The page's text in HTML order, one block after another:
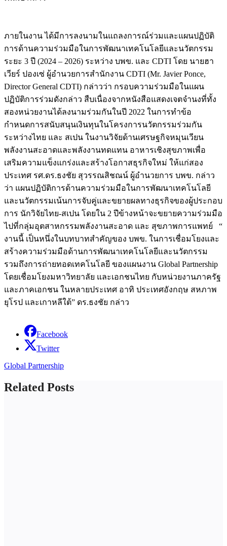
ภายในงาน ได้มีการลงนามในแถลงการณ์ร่วมและแผนปฏิบัติ
การด้านความร่วมมือในการพัฒนาเทคโนโลยีและนวัตกรรม
ระยะ 3 ปี (2024 – 2026) ระหว่าง บพข. และ CDTI โดย นายฮา
เวียร์ ปองเซ่ ผู้อำนวยการสำนักงาน CDTI (Mr. Javier Ponce,
Director General CDTI) กล่าวว่า กรอบความร่วมมือในแผน
ปฏิบัติการร่วมดังกล่าว สืบเนื่องจากหนังสือแสดงเจตจำนงที่ทั้ง
สองหน่วยงานได้ลงนามร่วมกันในปี 2022 ในการทำข้อ
กำหนดการสนับสนุนเงินทุนในโครงการนวัตกรรมร่วมกัน
ระหว่างไทย และ สเปน ในงานวิจัยด้านเศรษฐกิจหมุนเวียน
พลังงานสะอาดและพลังงานทดแทน อาหารเชิงสุขภาพเพื่อ
เสริมความแข็งแกร่งและสร้างโอกาสธุรกิจใหม่ ให้แก่สอง
ประเทศ รศ.ดร.ธงชัย สุวรรณสิชณน์ ผู้อำนวยการ บพข. กล่าว
ว่า แผนปฏิบัติการด้านความร่วมมือในการพัฒนาเทคโนโลยี
และนวัตกรรมเน้นการจับคู่และขยายผลทางธุรกิจของผู้ประกอบ
การ นักวิจัยไทย-สเปน โดยใน 2 ปีข้างหน้าจะขยายความร่วมมือ
ไปที่กลุ่มอุตสาหกรรมพลังงานสะอาด และ สุขภาพการแพทย์ “
งานนี้ เป็นหนึ่งในบทบาทสำคัญของ บพข. ในการเชื่อมโยงและ
สร้างความร่วมมือด้านการพัฒนาเทคโนโลยีและนวัตกรรม
รวมถึงการถ่ายทอดเทคโนโลยี ของแผนงาน Global Partnership
โดยเชื่อมโยงมหาวิทยาลัย และเอกชนไทย กับหน่วยงานภาครัฐ
และภาคเอกชน ในหลายประเทศ อาทิ ประเทศอังกฤษ สหภาพ
ยุโรป และเกาหลีใต้” ดร.ธงชัย กล่าว
Facebook
Twitter
Global Partnership
Related Posts